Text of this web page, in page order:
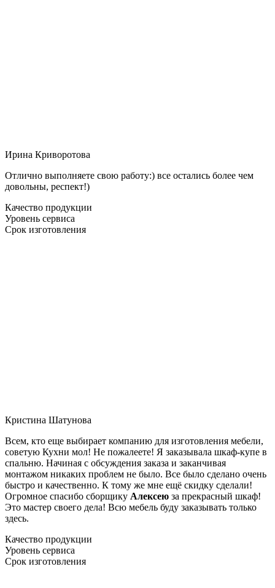
Ирина Криворотова
Отлично выполняете свою работу:) все остались более чем
довольны, респект!)
Качество продукции
Уровень сервиса
Срок изготовления
Кристина Шатунова
Всем, кто еще выбирает компанию для изготовления мебели,
советую Кухни мол! Не пожалеете! Я заказывала шкаф-купе в
спальню. Начиная с обсуждения заказа и заканчивая
монтажом никаких проблем не было. Все было сделано очень
быстро и качественно. К тому же мне ещё скидку сделали!
Огромное спасибо сборщику Алексею за прекрасный шкаф!
Это мастер своего дела! Всю мебель буду заказывать только
здесь.
Качество продукции
Уровень сервиса
Срок изготовления